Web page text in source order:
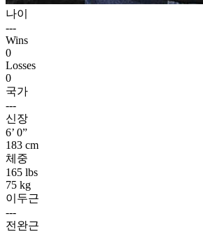
나이
---
Wins
0
Losses
0
국가
---
신장
6’ 0”
183 cm
체중
165 lbs
75 kg
이두근
---
전완근